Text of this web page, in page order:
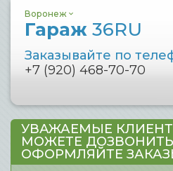
Воронеж
Гараж 36RU
Заказывайте по
+7 (920) 468-70-70
УВАЖАЕМЫЕ
МОЖЕТЕ
ОФОРМЛЯЙТЕ